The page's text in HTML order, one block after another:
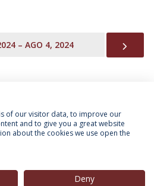
– AGO 4, 2024
of our visitor data, to improve our
and to give you a great website
about the cookies we use open the
Deny